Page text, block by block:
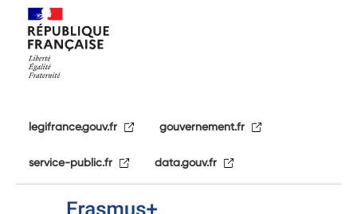
legifrance.gouv.fr gouvernement.fr
service-public.fr data.gouv.fr